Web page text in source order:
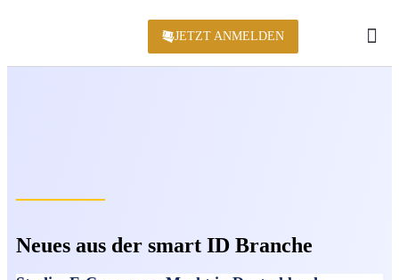
JETZT ANMELDEN
Neues aus der smart ID Branche